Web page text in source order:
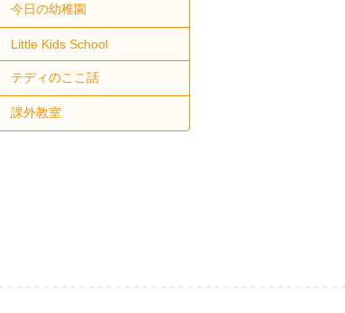
今日の幼稚園
Little Kids School
テディのここ話
課外教室